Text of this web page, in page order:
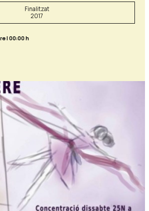
Finalitzat
2017
|00:00 h